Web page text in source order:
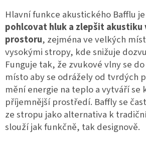
Hlavní funkce akustického Bafflu je
pohlcovat hluk a zlepšit akustiku
prostoru, zejména ve velkých
vysokými stropy, kde snižuje
Funguje tak, že zvukové vlny se
místo aby se odrážely od tvrdých
mění energie na teplo a vytváří se
příjemnější prostředí. Baffly se
ze stropu jako alternativa k
slouží jak funkčně, tak designově.